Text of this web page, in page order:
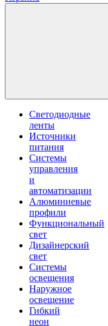
Светодиодные
ленты
Источники
питания
Системы
управления
и
автоматизации
Алюминиевые
профили
Функциональный
свет
Дизайнерский
свет
Системы
освещения
Наружное
освещение
Гибкий
неон